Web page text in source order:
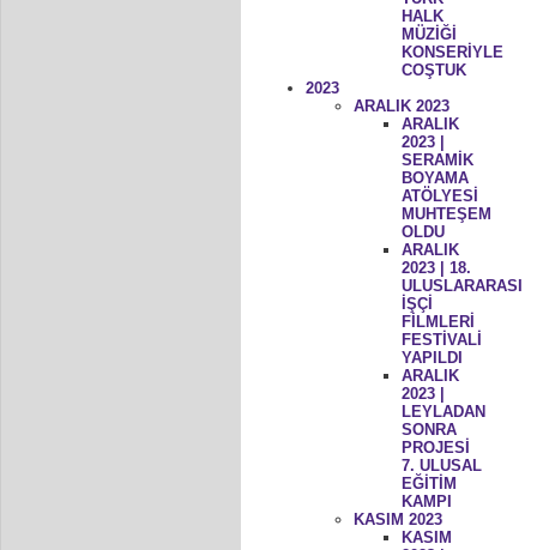
HALK
MÜZİĞİ
KONSERİYLE
COŞTUK
2023
ARALIK 2023
ARALIK
2023 |
SERAMİK
BOYAMA
ATÖLYESİ
MUHTEŞEM
OLDU
ARALIK
2023 | 18.
ULUSLARARASI
İŞÇİ
FİLMLERİ
FESTİVALİ
YAPILDI
ARALIK
2023 |
LEYLADAN
SONRA
PROJESİ
7. ULUSAL
EĞİTİM
KAMPI
KASIM 2023
KASIM